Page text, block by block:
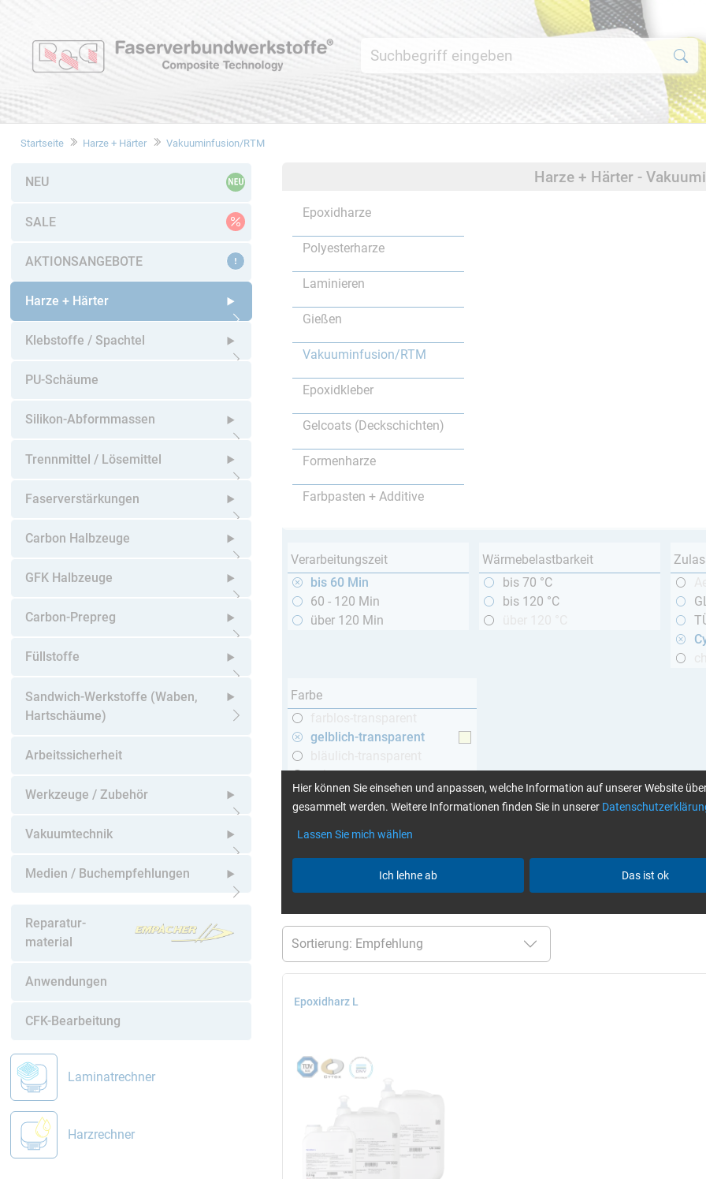
Startseite Harze + Härter Vakuuminfusion/RTM
NEU
SALE
AKTIONSANGEBOTE
Harze + Härter
Untermenü öffnen
Klebstoffe / Spachtel
Untermenü öffnen
PU-Schäume
Silikon-Abformmassen
Untermenü öffnen
Trennmittel / Lösemittel
Untermenü öffnen
Faserverstärkungen
Untermenü öffnen
Carbon Halbzeuge
Untermenü öffnen
GFK Halbzeuge
Untermenü öffnen
Carbon-Prepreg
Untermenü öffnen
Füllstoffe
Untermenü öffnen
Sandwich-Werkstoffe (Waben,
Hartschäume)
Untermenü öffnen
Arbeitssicherheit
Werkzeuge / Zubehör
Untermenü öffnen
Vakuumtechnik
Untermenü öffnen
Medien / Buchempfehlungen
Untermenü öffnen
Reparatur-
material
Anwendungen
CFK-Bearbeitung
Laminatrechner
Harzrechner
Harze + Härter -
Epoxidharze
Polyesterharze
Laminieren
Gießen
Vakuuminfusion/RTM
Epoxidkleber
Gelcoats (Deckschichten)
Formenharze
Farbpasten + Additive
Verarbeitungszeit
bis 60 Min
60 - 120 Min
über 120 Min
Wärmebelastbarkeit
bis 70 °C
bis 120 °C
Farbe
gelblich-transparent
schwarz
Epoxidharz L
Hier können Sie einsehen und anpassen, welche Information auf unserer Website
gesammelt werden. Weitere Informationen finden Sie in unserer
Lassen Sie mich wählen
Ich lehne ab Das ist ok